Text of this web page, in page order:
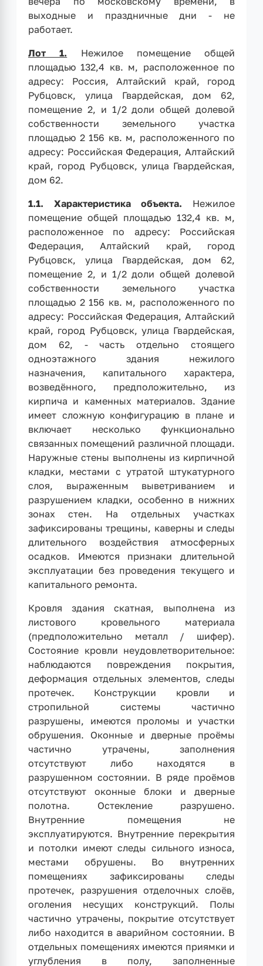
выходные и праздничные дни - не
работает.
Лот 1.
Нежилое помещение общей
площадью 132,4 кв. м, расположенное по
адресу: Россия, Алтайский край, город
Рубцовск, улица Гвардейская, дом 62,
помещение 2, и 1/2 доли общей долевой
собственности земельного участка
площадью 2 156 кв. м, расположенного по
адресу: Российская Федерация, Алтайский
край, город Рубцовск, улица Гвардейская,
дом 62.
1.1.
Характеристика объекта. Нежилое
помещение общей площадью 132,4 кв. м,
расположенное по адресу: Российская
Федерация, Алтайский край, город
Рубцовск, улица Гвардейская, дом 62,
помещение 2, и 1/2 доли общей долевой
собственности земельного участка
площадью 2 156 кв. м, расположенного по
адресу: Российская Федерация, Алтайский
край, город Рубцовск, улица Гвардейская,
дом 62, - часть отдельно стоящего
одноэтажного здания нежилого
назначения, капитального характера,
возведённого, предположительно, из
кирпича и каменных материалов. Здание
имеет сложную конфигурацию в плане и
включает несколько функционально
связанных помещений различной площади.
Наружные стены выполнены из кирпичной
кладки, местами с утратой штукатурного
слоя, выраженным выветриванием и
разрушением кладки, особенно в нижних
зонах стен. На отдельных участках
зафиксированы трещины, каверны и следы
длительного воздействия атмосферных
осадков. Имеются признаки длительной
эксплуатации без проведения текущего и
капитального ремонта.
Кровля здания скатная, выполнена из
листового кровельного материала
(предположительно металл / шифер).
Состояние кровли неудовлетворительное:
наблюдаются повреждения покрытия,
деформация отдельных элементов, следы
протечек. Конструкции кровли и
стропильной системы частично
разрушены, имеются проломы и участки
обрушения. Оконные и дверные проёмы
частично утрачены, заполнения
отсутствуют либо находятся в
разрушенном состоянии. В ряде проёмов
отсутствуют оконные блоки и дверные
полотна. Остекление разрушено.
Внутренние помещения не
эксплуатируются. Внутренние перекрытия
и потолки имеют следы сильного износа,
местами обрушены. Во внутренних
помещениях зафиксированы следы
протечек, разрушения отделочных слоёв,
оголения несущих конструкций. Полы
частично утрачены, покрытие отсутствует
либо находится в аварийном состоянии. В
отдельных помещениях имеются приямки и
углубления в полу, заполненные